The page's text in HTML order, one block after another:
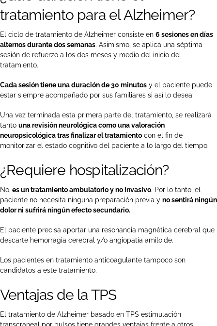
tratamiento para el Alzheimer?
El ciclo de tratamiento de Alzheimer consiste en 6 sesiones en días
alternos durante dos semanas. Asimismo, se aplica una séptima
sesión de refuerzo a los dos meses y medio del inicio del
tratamiento.
Cada sesión tiene una duración de 30 minutos y el paciente puede
estar siempre acompañado por sus familiares si así lo desea.
Una vez terminada esta primera parte del tratamiento, se realizará
tanto una revisión neurológica como una valoración
neuropsicológica tras finalizar el tratamiento con el fin de
monitorizar el estado cognitivo del paciente a lo largo del tiempo.
¿Requiere hospitalización?
No, es un tratamiento ambulatorio y no invasivo. Por lo tanto, el
paciente no necesita ninguna preparación previa y no sentirá ningún
dolor ni sufrirá ningún efecto secundario.
El paciente precisa aportar una resonancia magnética cerebral que
descarte hemorragia cerebral y/o angiopatía amiloide.
Los pacientes en tratamiento anticoagulante tampoco son
candidatos a este tratamiento.
Ventajas de la TPS
El tratamiento de Alzheimer basado en TPS estimulación